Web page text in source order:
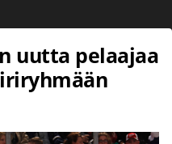
uutta pelaajaa